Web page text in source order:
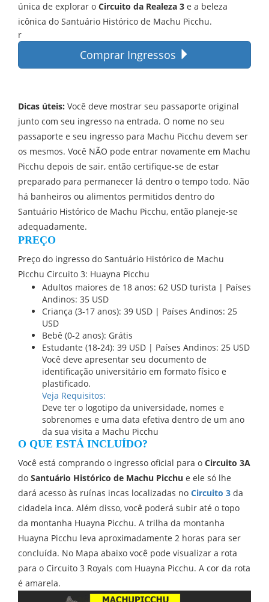
única de explorar o Circuito da Realeza 3 e a beleza
icônica do Santuário Histórico de Machu Picchu.
r
Comprar Ingressos
Dicas úteis: Você deve mostrar seu passaporte original
junto com seu ingresso na entrada. O nome no seu
passaporte e seu ingresso para Machu Picchu devem ser
os mesmos. Você NÃO pode entrar novamente em Machu
Picchu depois de sair, então certifique-se de estar
preparado para permanecer lá dentro o tempo todo. Não
há banheiros ou alimentos permitidos dentro do
Santuário Histórico de Machu Picchu, então planeje-se
adequadamente.
PREÇO
Preço do ingresso do Santuário Histórico de Machu
Picchu Circuito 3: Huayna Picchu
Adultos maiores de 18 anos: 62 USD turista | Países
Andinos: 35 USD
Criança (3-17 anos): 39 USD | Países Andinos: 25
USD
Bebê (0-2 anos): Grátis
Estudante (18-24): 39 USD | Países Andinos: 25 USD
Você deve apresentar seu documento de
identificação universitário em formato físico e
plastificado.
Veja Requisitos:
Deve ter o logotipo da universidade, nomes e
sobrenomes e uma data efetiva dentro de um ano
da sua visita a Machu Picchu
O QUE ESTÁ INCLUÍDO?
Você está comprando o ingresso oficial para o Circuito 3A
do Santuário Histórico de Machu Picchu e ele só lhe
dará acesso às ruínas incas localizadas no Circuito 3 da
cidadela inca. Além disso, você poderá subir até o topo
da montanha Huayna Picchu. A trilha da montanha
Huayna Picchu leva aproximadamente 2 horas para ser
concluída. No Mapa abaixo você pode visualizar a rota
para o Circuito 3 Royals com Huayna Picchu. A cor da rota
é amarela.